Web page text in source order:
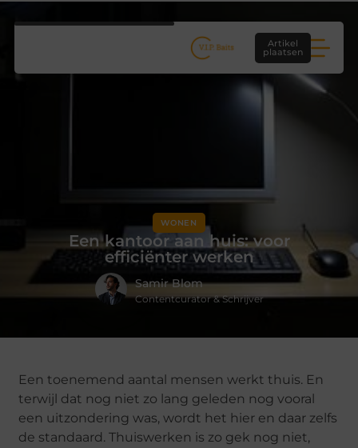
Artikel
plaatsen
WONEN
Een kantoor aan huis: voor
efficiënter werken
Samir Blom
Contentcurator & Schrijver
Een toenemend aantal mensen werkt thuis. En
terwijl dat nog niet zo lang geleden nog vooral
een uitzondering was, wordt het hier en daar zelfs
de standaard. Thuiswerken is zo gek nog niet,